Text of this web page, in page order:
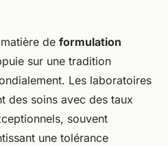
de formulation
sur une tradition
Les laboratoires
des soins avec des taux
souvent
une tolérance